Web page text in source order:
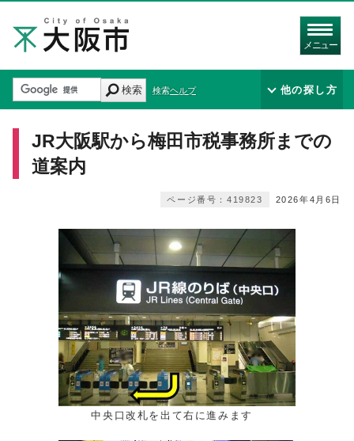
メニュー
検索 検索ヘルプ 他の探し方
JR大阪駅から梅田市税事務所までの
道案内
2026年4月6日
ページ番号：419823
中央口改札を出て右に進みます